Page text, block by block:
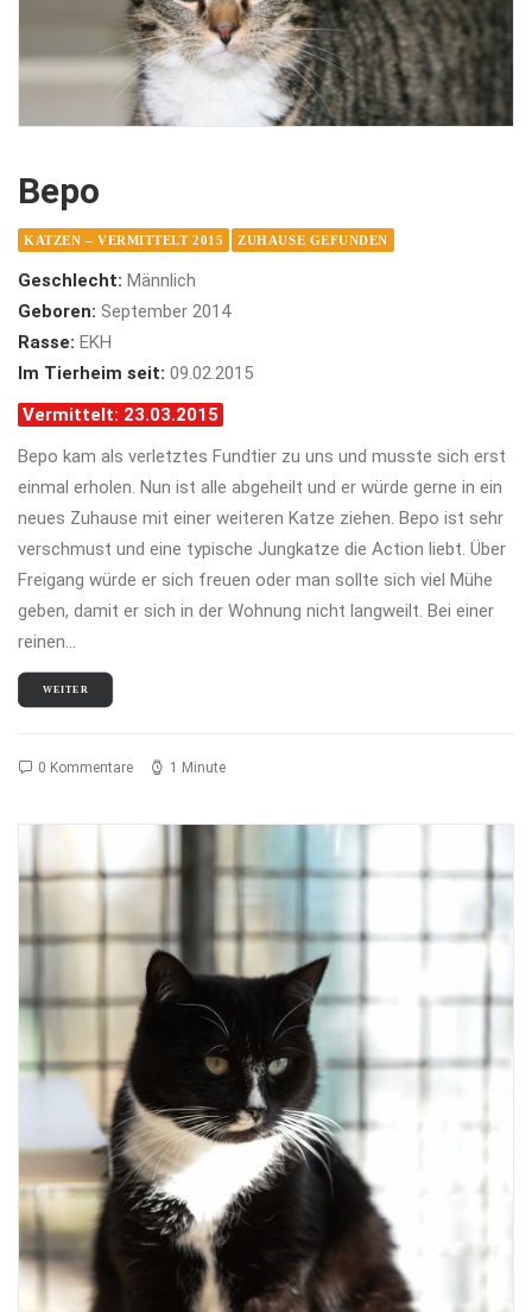
Bepo
KATZEN – VERMITTELT 2015 ZUHAUSE GEFUNDEN
Geschlecht: Männlich
Geboren: September 2014
Rasse: EKH
Im Tierheim seit: 09.02.2015
Vermittelt: 23.03.2015
Bepo kam als verletztes Fundtier zu uns und musste sich erst
einmal erholen. Nun ist alle abgeheilt und er würde gerne in ein
neues Zuhause mit einer weiteren Katze ziehen. Bepo ist sehr
verschmust und eine typische Jungkatze die Action liebt. Über
Freigang würde er sich freuen oder man sollte sich viel Mühe
geben, damit er sich in der Wohnung nicht langweilt. Bei einer
reinen…
WEITER
0 Kommentare 1 Minute